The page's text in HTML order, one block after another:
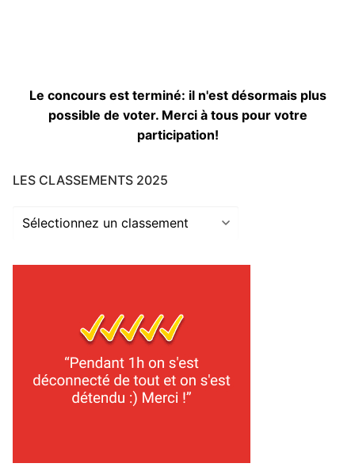
Le concours est terminé: il n'est désormais plus
possible de voter. Merci à tous pour votre
participation!
LES CLASSEMENTS 2025
Les